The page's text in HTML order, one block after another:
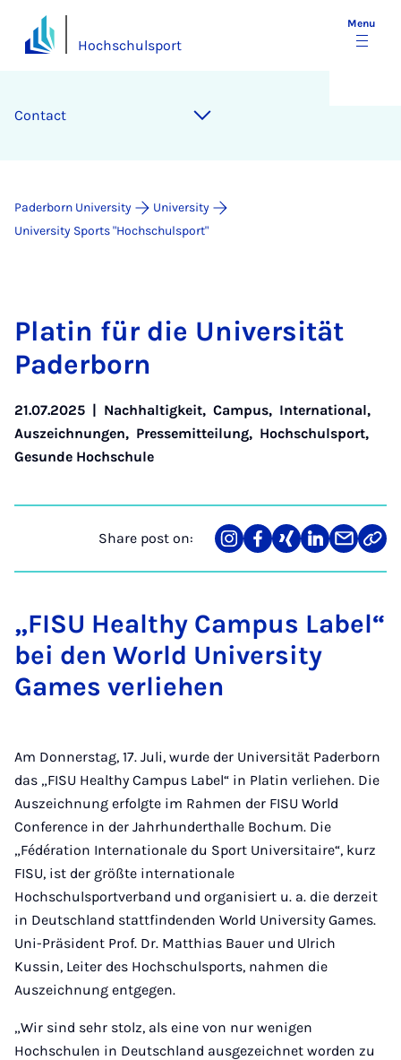
Hochschulsport
Menu
Contact
Paderborn University
University
University Sports "Hochschulsport"
Plat­in für die Uni­versität
Pader­born
21.07.2025 | Nachhaltigkeit, Campus, International,
Auszeichnungen, Pressemitteilung, Hochschulsport,
Gesunde Hochschule
Share post on:
Share
on
Teilen
auf
Teilen
auf
Teilen
auf
Teilen
über
Mail
Link
„FISU Healthy Campus Label“
bei den World University
Games verliehen
Am Donnerstag, 17. Juli, wurde der Universität Paderborn
das „FISU Healthy Campus Label“ in Platin verliehen. Die
Auszeichnung erfolgte im Rahmen der FISU World
Conference in der Jahrhunderthalle Bochum. Die
„Fédération Internationale du Sport Universitaire“, kurz
FISU, ist der größte internationale
Hochschulsportverband und organisiert u. a. die derzeit
in Deutschland stattfindenden World University Games.
Uni-Präsident Prof. Dr. Matthias Bauer und Ulrich
Kussin, Leiter des Hochschulsports, nahmen die
Auszeichnung entgegen.
„Wir sind sehr stolz, als eine von nur wenigen
Hochschulen in Deutschland ausgezeichnet worden zu